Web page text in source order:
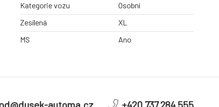
Kategorie vozu
Osobní
Zesílená
XL
MS
Ano